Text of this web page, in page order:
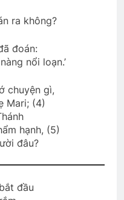
CÓ THỂ Ở LẠI (Robert
THANH KHIẾT
TRINHAlbum 7
ra không?
đoán:
nổi loạn.’
chuyện gì,
Mari; (4)
hạnh, (5)
đâu?
đầu